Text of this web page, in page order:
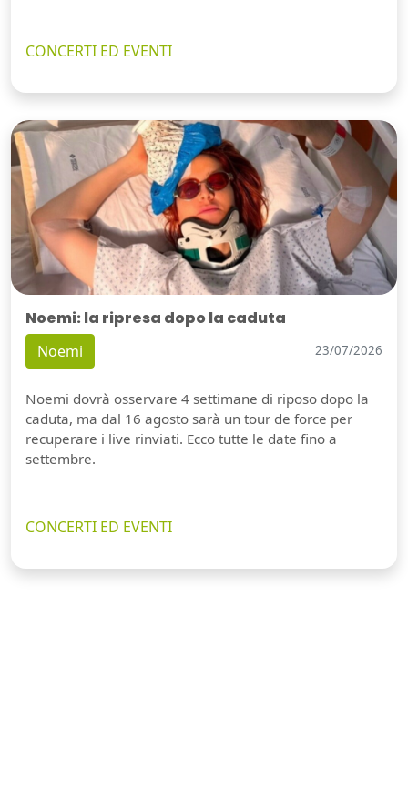
CONCERTI ED EVENTI
Noemi: la ripresa dopo la caduta
Noemi 23/07/2026
Noemi dovrà osservare 4 settimane di riposo dopo la
caduta, ma dal 16 agosto sarà un tour de force per
recuperare i live rinviati. Ecco tutte le date fino a
settembre.
CONCERTI ED EVENTI